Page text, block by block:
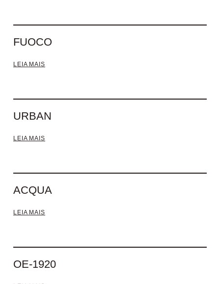
FUOCO
LEIA MAIS
URBAN
LEIA MAIS
ACQUA
LEIA MAIS
OE-1920